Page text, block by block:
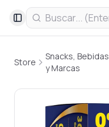
Toggle Sidebar
Store
Snacks, Bebidas
y Marcas